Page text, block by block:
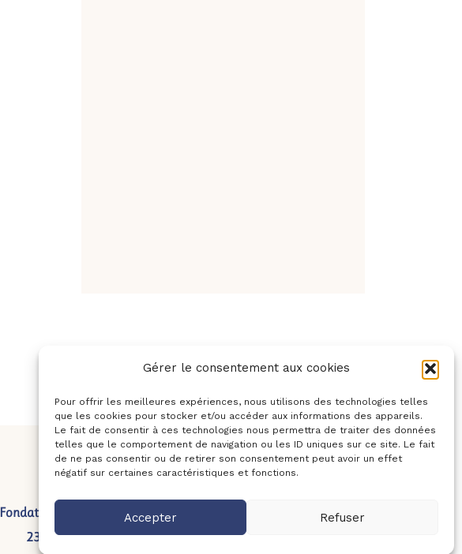
Gérer le consentement aux cookies
Pour offrir les meilleures expériences, nous utilisons des technologies telles
que les cookies pour stocker et/ou accéder aux informations des appareils.
Le fait de consentir à ces technologies nous permettra de traiter des données
telles que le comportement de navigation ou les ID uniques sur ce site. Le fait
de ne pas consentir ou de retirer son consentement peut avoir un effet
négatif sur certaines caractéristiques et fonctions.
Accepter Refuser
Fondation des oeuvres du Berry Maison diocésaine
23 rue Nicolas Leblanc 18000 BOURGES